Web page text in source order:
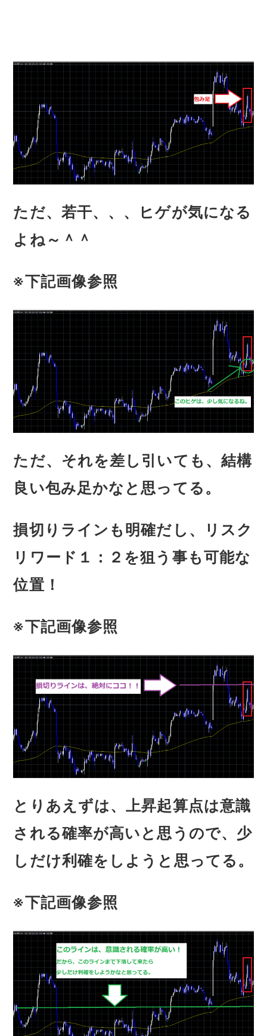
ただ、若干、、、ヒゲが気になる
よね～＾＾
※下記画像参照
ただ、それを差し引いても、結構
良い包み足かなと思ってる。
損切りラインも明確だし、リスク
リワード１：２を狙う事も可能な
位置！
※下記画像参照
とりあえずは、上昇起算点は意識
される確率が高いと思うので、少
しだけ利確をしようと思ってる。
※下記画像参照